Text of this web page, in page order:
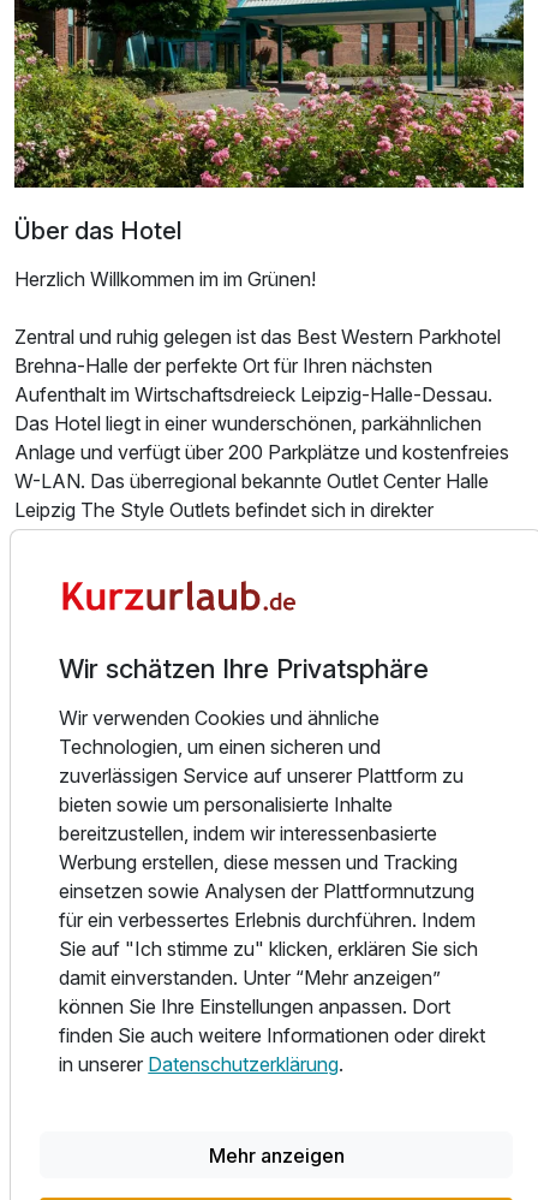
Einzelzimmer
1 Erwachsenen
Ausstattung
Für 4 Tage
Über das Hotel
Herzlich Willkommen im im Grünen!
Zentral und ruhig gelegen ist das Best Western Parkhotel
Brehna-Halle der perfekte Ort für Ihren nächsten
Aufenthalt im Wirtschaftsdreieck Leipzig-Halle-Dessau.
Das Hotel liegt in einer wunderschönen, parkähnlichen
Anlage und verfügt über 200 Parkplätze und kostenfreies
W-LAN. Das überregional bekannte Outlet Center Halle
Leipzig The Style Outlets befindet sich in direkter
Nachbarschaft.
abgearbeitet? Dann entspannen Sie in einem unserer 96
Qualität. Teilweise mit einem schönen Blick auf den
Hotelpark ausgestattet, sind sie ein behaglicher
Rückzugsort nach einem langen Tag.
Klein aber fein: Für die Speisekarte in unserem Restaurant
und an der Hotelbar haben wir uns von den
Lieblingsgerichten unserer Gäste inspirieren lassen.
Genießen Sie internationale, regionale und saisonale
Gerichte.
Für einen entspannten Tagesausklang empfehlen wir Ihnen
einen Drink in geselliger Runde in unserer gemütlichen
Kaminecke oder an der Hotelbar.
Wir freuen uns auf Ihren Besuch und wünschen schon
heute eine gute Anreise.
Wir schätzen Ihre Privatsphäre
Wir verwenden Cookies und ähnliche
Technologien, um einen sicheren und
zuverlässigen Service auf unserer Plattform zu
bieten sowie um personalisierte Inhalte
bereitzustellen, indem wir interessenbasierte
Werbung erstellen, diese messen und Tracking
einsetzen sowie Analysen der Plattformnutzung
für ein verbessertes Erlebnis durchführen. Indem
Sie auf "Ich stimme zu" klicken, erklären Sie sich
damit einverstanden. Unter “Mehr anzeigen”
können Sie Ihre Einstellungen anpassen. Dort
finden Sie auch weitere Informationen oder direkt
in unserer Datenschutzerklärung.
Mehr anzeigen